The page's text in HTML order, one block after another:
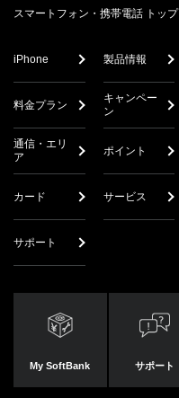
スマートフォン・携帯電話 トップ
iPhone 製品情報
料金プラン
キャンペー
ン
通信・エリ
ア
ポイント
カード サービス
サポート
My SoftBank サポート